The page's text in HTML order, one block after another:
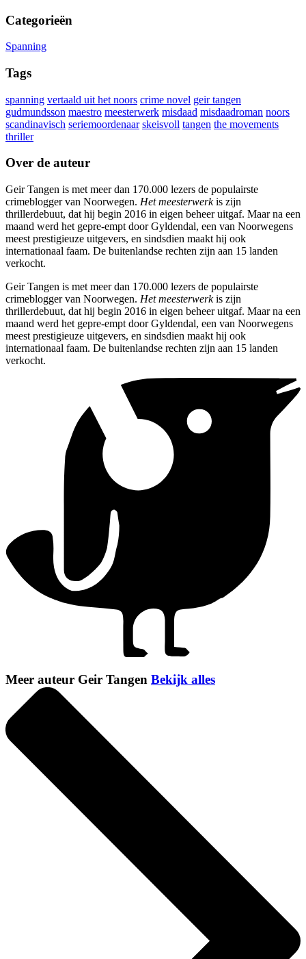
Categorieën
Spanning
Tags
spanning vertaald uit het noors crime novel geir tangen
gudmundsson maestro meesterwerk misdaad misdaadroman noors
scandinavisch seriemoordenaar skeisvoll tangen the movements
thriller
Over de auteur
Geir Tangen is met meer dan 170.000 lezers de populairste
crimeblogger van Noorwegen. Het meesterwerkis zijn
thrillerdebuut, dat hij begin 2016 in eigen beheer uitgaf. Maar na een
maand werd het gepre-empt door Gyldendal, een van Noorwegens
meest prestigieuze uitgevers, en sindsdien maakt hij ook
internationaal faam. De buitenlandse rechten zijn aan 15 landen
verkocht.
Geir Tangen is met meer dan 170.000 lezers de populairste
crimeblogger van Noorwegen. Het meesterwerkis zijn
thrillerdebuut, dat hij begin 2016 in eigen beheer uitgaf. Maar na een
maand werd het gepre-empt door Gyldendal, een van Noorwegens
meest prestigieuze uitgevers, en sindsdien maakt hij ook
internationaal faam. De buitenlandse rechten zijn aan 15 landen
verkocht.
Meer auteur Geir Tangen Bekijk alles